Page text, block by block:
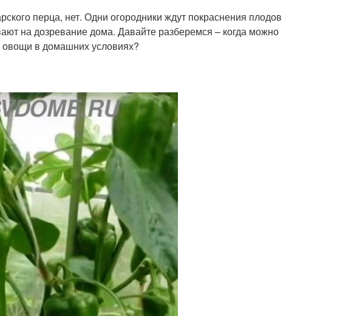
перца, нет. Одни огородники ждут покраснения плодов
на дозревание дома. Давайте разберемся – когда можно
овощи в домашних условиях?